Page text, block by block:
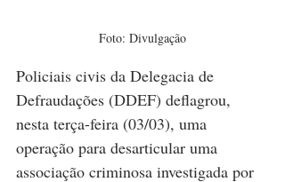
Foto: Divulgação
Policiais civis da Delegacia de
Defraudações (DDEF) deflagrou,
nesta terça-feira (03/03), uma
operação para desarticular uma
associação criminosa investigada por